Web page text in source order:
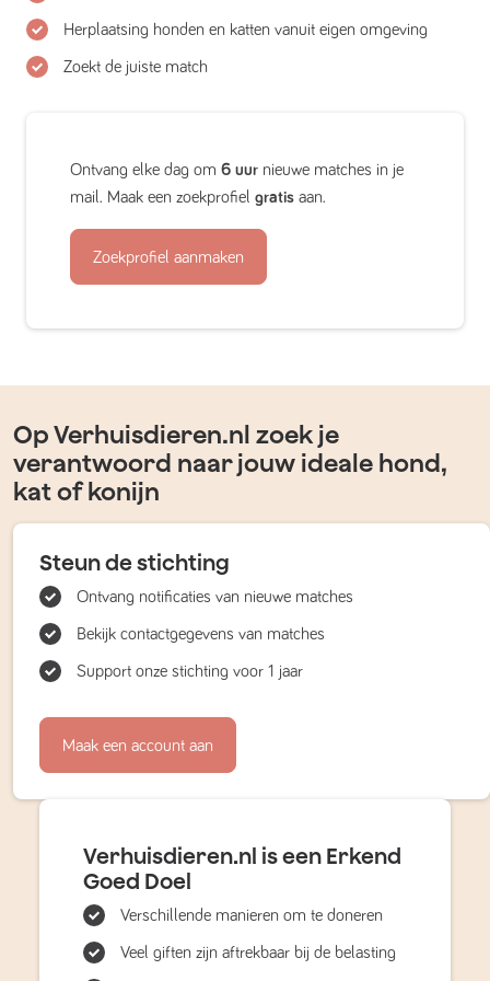
Herplaatsing honden en katten vanuit eigen omgeving
Zoekt de juiste match
Ontvang elke dag om 6 uur nieuwe matches in je
mail. Maak een zoekprofiel gratis aan.
Zoekprofiel aanmaken
Op Verhuisdieren.nl zoek je
verantwoord naar jouw ideale hond,
kat of konijn
Steun de stichting
Ontvang notificaties van nieuwe matches
Bekijk contactgegevens van matches
Support onze stichting voor 1 jaar
Maak een account aan
Verhuisdieren.nl is een Erkend
Goed Doel
Verschillende manieren om te doneren
Veel giften zijn aftrekbaar bij de belasting